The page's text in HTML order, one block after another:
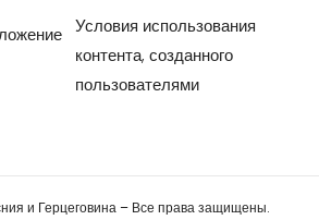
Условия использования
контента, созданного
пользователями
и Герцеговина – Все права защищены.